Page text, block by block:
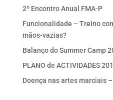
2º Encontro Anual FMA-P
Funcionalidade – Treino
mãos-vazias?
Balanço do Summer Camp
PLANO de ACTIVIDADES
Doença nas artes marciais